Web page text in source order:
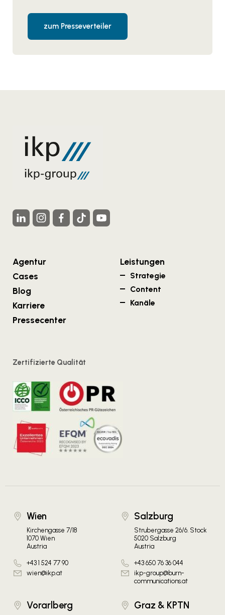
zum Presseverteiler
Agentur
Cases
Blog
Karriere
Pressecenter
Leistungen
Strategie
Content
Kanäle
Zertifizierte Qualität
Wien
Kirchengasse 7/18
1070 Wien
Austria
+43 1 524 77 90
wien@ikp.at
Salzburg
Strubergasse 26/6. Stock
5020 Salzburg
Austria
+43 650 76 36 044
ikp-group@burn-
communications.at
Vorarlberg Graz & KPTN